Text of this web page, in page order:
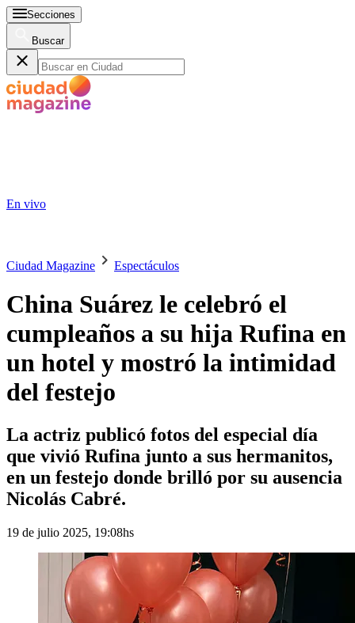
Secciones
Buscar
En vivo
Ciudad Magazine Espectáculos
China Suárez le celebró el
cumpleaños a su hija Rufina en
un hotel y mostró la intimidad
del festejo
La actriz publicó fotos del especial día
que vivió Rufina junto a sus hermanitos,
en un festejo donde brilló por su ausencia
Nicolás Cabré.
19 de julio 2025, 19:08hs